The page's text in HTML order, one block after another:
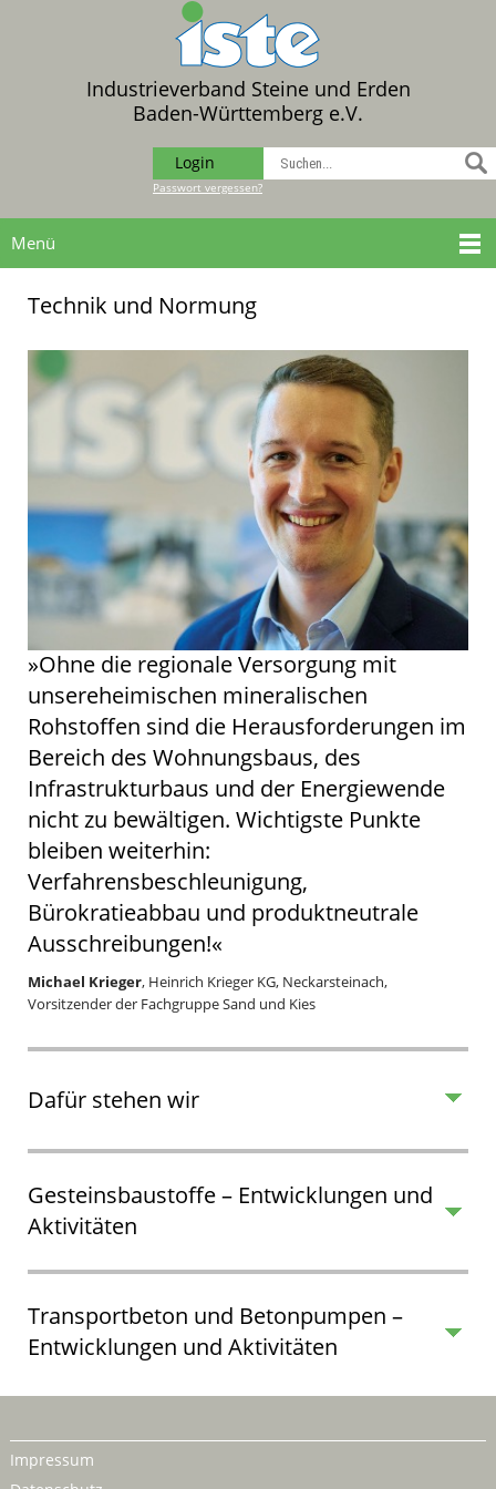
Industrieverband Steine und Erden
Baden-Württemberg e.V.
Login
Passwort vergessen?
Menü
Technik und Normung
»Ohne die regionale Versorgung mit
unsereheimischen mineralischen
Rohstoffen sind die Herausforderungen im
Bereich des Wohnungsbaus, des
Infrastrukturbaus und der Energiewende
nicht zu bewältigen. Wichtigste Punkte
bleiben weiterhin:
Verfahrensbeschleunigung,
Bürokratieabbau und produktneutrale
Ausschreibungen!«
Michael Krieger, Heinrich Krieger KG, Neckarsteinach,
Vorsitzender der Fachgruppe Sand und Kies
Dafür stehen wir
Gesteinsbaustoffe – Entwicklungen und
Aktivitäten
Transportbeton und Betonpumpen –
Entwicklungen und Aktivitäten
Impressum